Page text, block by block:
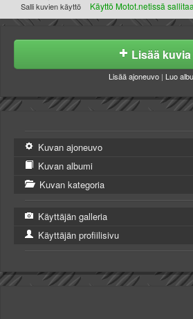
Salli kuvien käyttö Käyttö Motot.netissä
Lisää kuvia
Lisää ajoneuvo | Luo
Kuvan ajoneuvo
Kuvan albumi
Kuvan kategoria
Käyttäjän galleria
Käyttäjän profiilisivu